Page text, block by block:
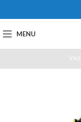
MENU